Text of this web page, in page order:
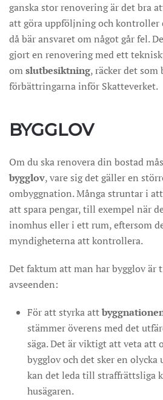
ganska stor renovering är det bra
att göra uppföljning och kontroller
då bär ansvaret om något går fel.
gjort en renovering med ett
omslutbesiktning, räcker det
förbättringarna inför Skatteverket.
BYGGLOV
Om du ska renovera din bostad
bygglov, vare sig det gäller en
ombyggnation. Många struntar i
att spara pengar, till exempel när
inomhus eller i ett rum, eftersom
myndigheterna att kontrollera.
Det faktum att man har bygglov
avseenden:
För att styrka att
stämmer överens med det
säga. Det är viktigt att veta att
bygglov och det sker en
kan det leda till straffrättsliga
husägaren.